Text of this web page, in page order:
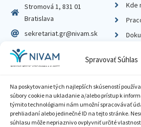
Spravovať Súhlas
Na poskytovanie tých najlepších skúseností
súbory cookie na ukladanie a/alebo prístup k
týmito technológiami nám umožní spracovávať
prehliadaní alebo jedinečné ID na tejto stránke.
súhlasu môže nepriaznivo ovplyvniť určité
Stromová 1, 831 01
Bratislava
sekretariat.gr@nivam.sk
IČO: 00164348
DIČ: 2020798714
Kde
Zásady ochrany